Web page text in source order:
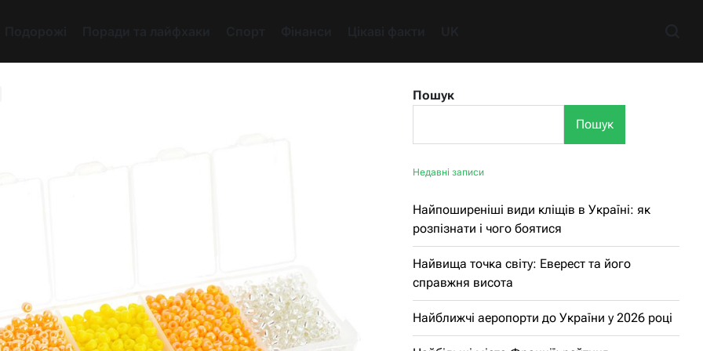
Пошук
Пошук
Недавні записи
Найпоширеніші види кліщів в Україні: як
розпізнати і чого боятися
Найвища точка світу: Еверест та його
справжня висота
Найближчі аеропорти до України у 2026 році